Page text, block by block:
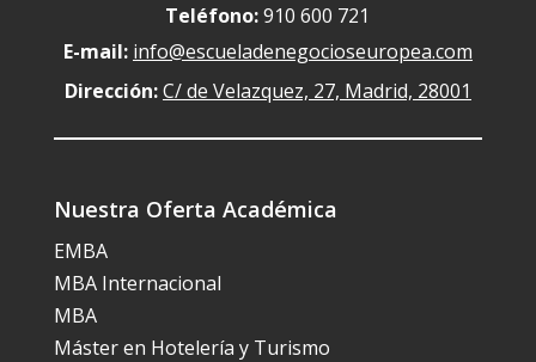
Teléfono:910 600 721
E-mail: info@escueladenegocioseuropea.com
Dirección:C/ de Velazquez, 27, Madrid, 28001
Nuestra Oferta Académica
EMBA
MBA Internacional
MBA
Máster en Hotelería y Turismo